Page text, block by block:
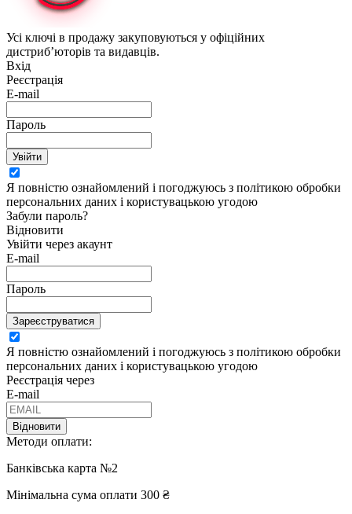
Усі ключі в продажу закуповуються у офіційних
дистриб’юторів та видавців.
Вхід
Реєстрація
E-mail
Пароль
Увійти
Я повністю ознайомлений і погоджуюсь з політикою обробки
персональних даних і користувацькою угодою
Забули пароль?
Відновити
Увійти через акаунт
E-mail
Пароль
Зареєструватися
Я повністю ознайомлений і погоджуюсь з політикою обробки
персональних даних і користувацькою угодою
Реєстрація через
E-mail
Відновити
Методи оплати:
Банківська карта №2
Мінімальна сума оплати 300 ₴